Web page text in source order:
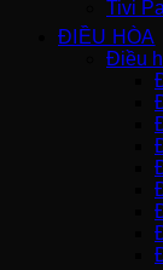
Tivi
ĐIỀU HÒA
Điều